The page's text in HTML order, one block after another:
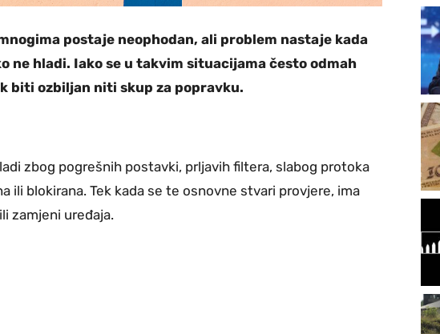
postaje neophodan, ali problem nastaje kada
ne hladi. Iako se u takvim situacijama često odmah
biti ozbiljan niti skup za popravku.
zbog pogrešnih postavki, prljavih filtera, slabog protoka
ili blokirana. Tek kada se te osnovne stvari provjere, ima
zamjeni uređaja.